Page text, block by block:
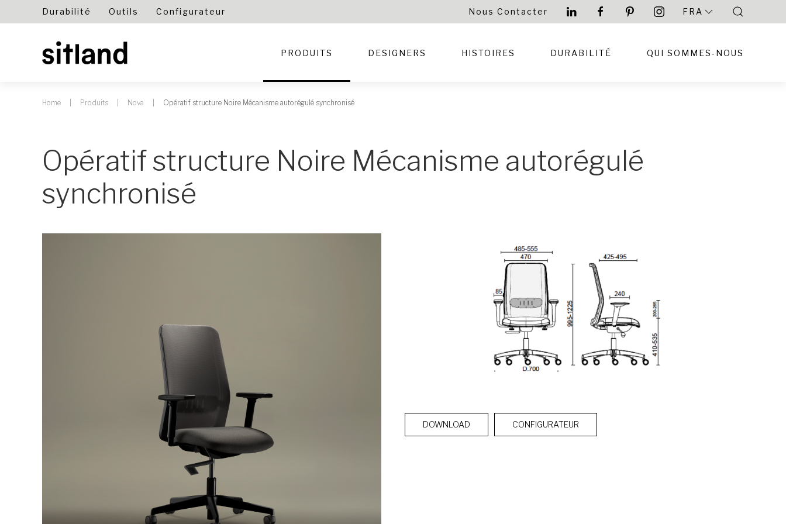
Durabilité Outils Configurateur Nous Contacter FRA
PRODUITS DESIGNERS HISTOIRES DURABILITÉ QUI SOMMES-NOUS
Home Produits Nova Opératif structure Noire Mécanisme autorégulé synchronisé
Opératif structure Noire Mécanisme autorégulé
synchronisé
DOWNLOAD CONFIGURATEUR